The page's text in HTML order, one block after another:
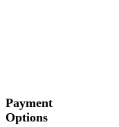
Payment
Options